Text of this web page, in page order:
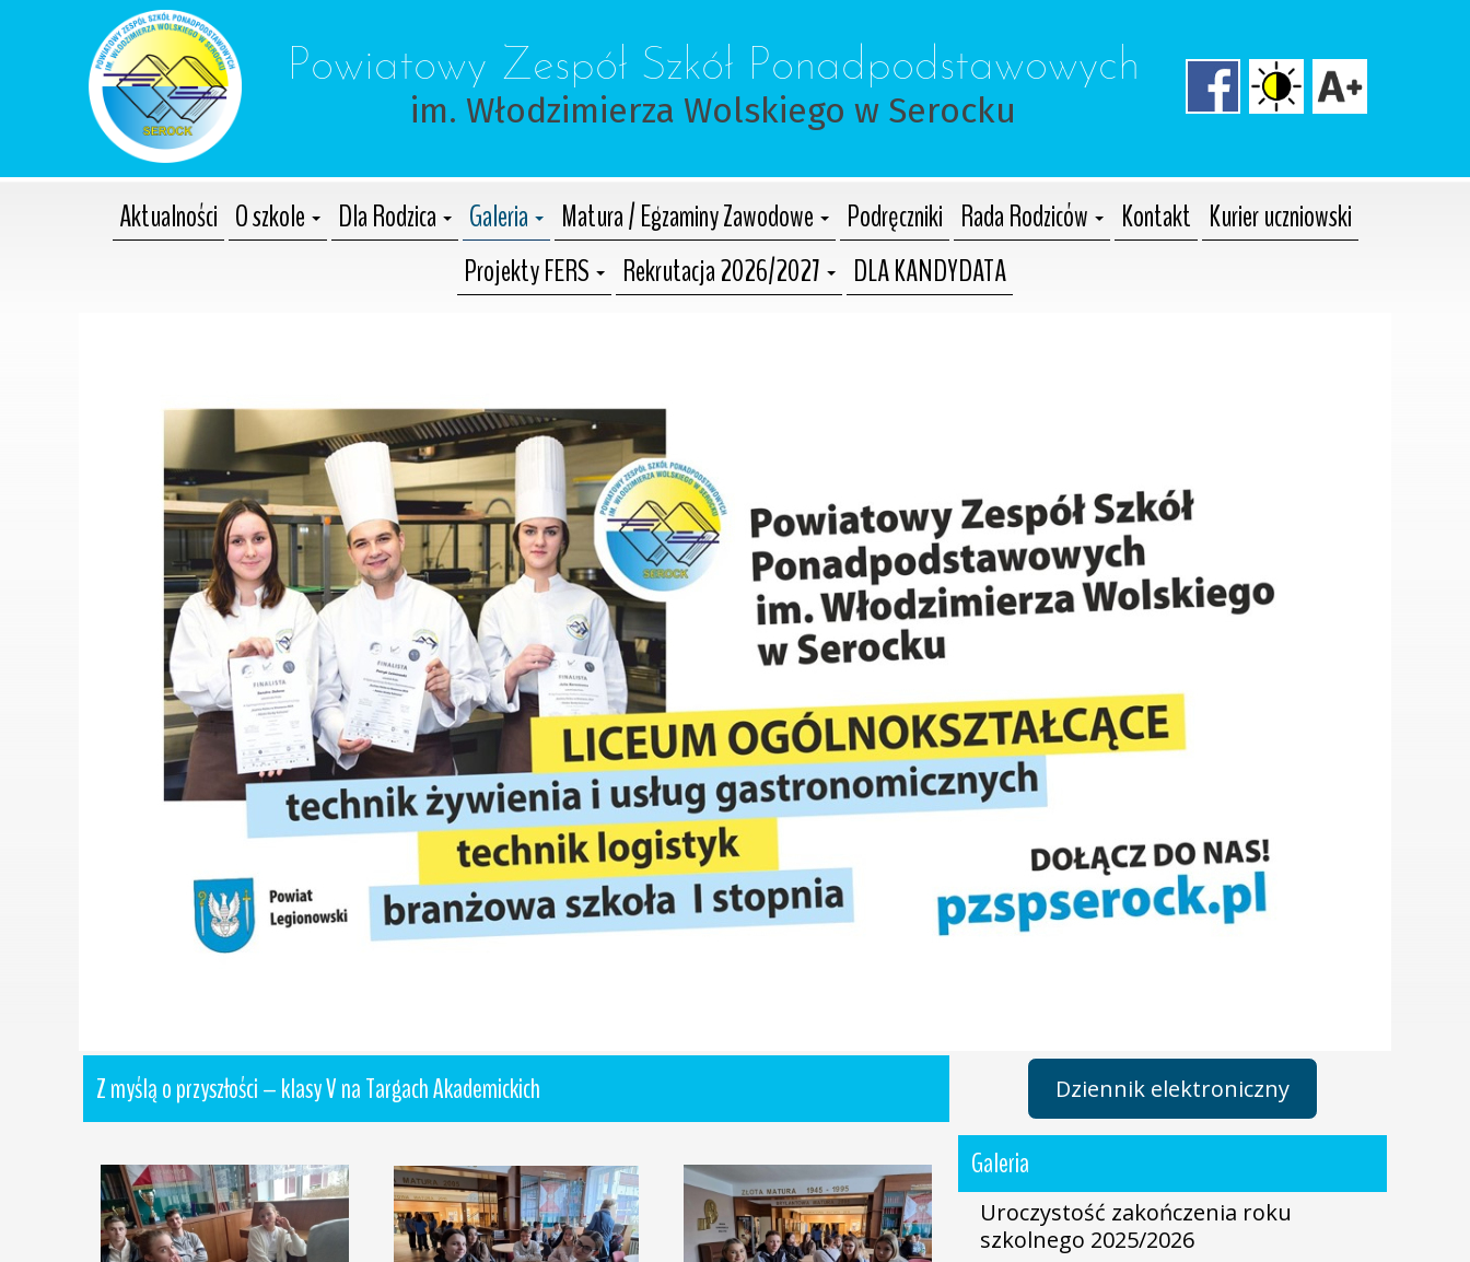
Powiatowy Zespół Szkół Ponadpodstawowych
im. Włodzimierza Wolskiego w Serocku
Aktualności O szkole Dla Rodzica Galeria Matura / Egzaminy Zawodowe Podręczniki Rada Rodziców Kontakt Kurier uczniowski
Projekty FERS
Rekrutacja 2026/2027 DLA KANDYDATA
Z myślą o przyszłości – klasy V na Targach Akademickich Dziennik elektroniczny
Galeria
Uroczystość zakończenia roku
szkolnego 2025/2026